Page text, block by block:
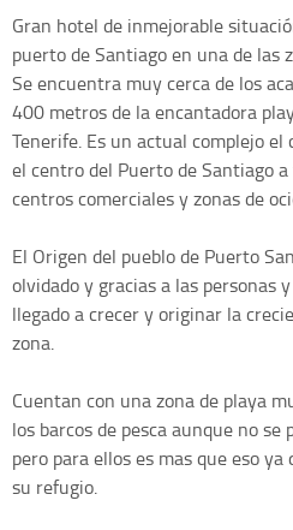
Gran hotel de inmejorable
puerto de Santiago en una de las
Se encuentra muy cerca de los
400 metros de la encantadora
Tenerife. Es un actual complejo
el centro del Puerto de Santiago
centros comerciales y zonas de
El Origen del pueblo de Puerto
olvidado y gracias a las personas
llegado a crecer y originar la
zona.
Cuentan con una zona de playa
los barcos de pesca aunque no
pero para ellos es mas que eso
su refugio.